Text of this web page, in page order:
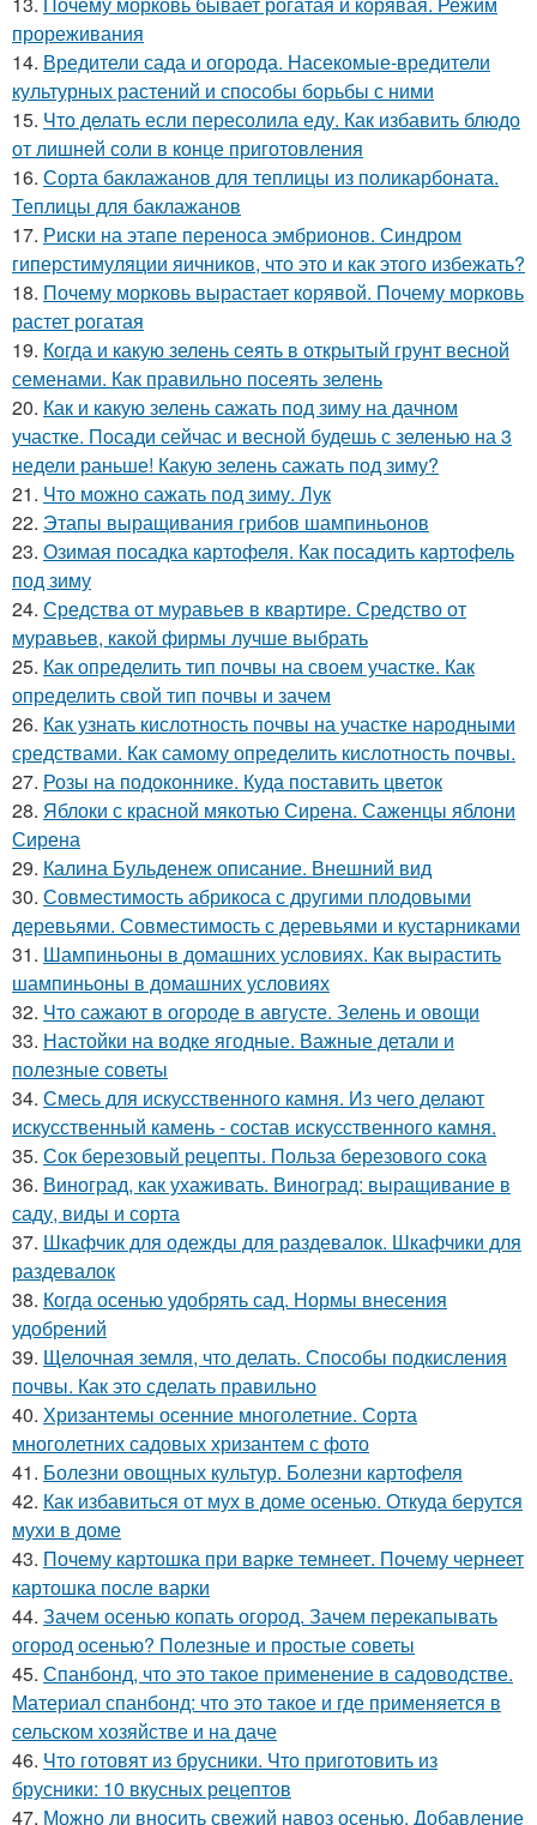
прореживания
14. Вредители сада и огорода. Насекомые-вредители
культурных растений и способы борьбы с ними
15. Что делать если пересолила еду. Как избавить блюдо
от лишней соли в конце приготовления
16. Сорта баклажанов для теплицы из поликарбоната.
Теплицы для баклажанов
17. Риски на этапе переноса эмбрионов. Синдром
гиперстимуляции яичников, что это и как этого избежать?
18. Почему морковь вырастает корявой. Почему морковь
растет рогатая
19. Когда и какую зелень сеять в открытый грунт весной
семенами. Как правильно посеять зелень
20. Как и какую зелень сажать под зиму на дачном
участке. Посади сейчас и весной будешь с зеленью на 3
недели раньше! Какую зелень сажать под зиму?
21. Что можно сажать под зиму. Лук
22. Этапы выращивания грибов шампиньонов
23. Озимая посадка картофеля. Как посадить картофель
под зиму
24. Средства от муравьев в квартире. Средство от
муравьев, какой фирмы лучше выбрать
25. Как определить тип почвы на своем участке. Как
определить свой тип почвы и зачем
26. Как узнать кислотность почвы на участке народными
средствами. Как самому определить кислотность почвы.
27. Розы на подоконнике. Куда поставить цветок
28. Яблоки с красной мякотью Сирена. Саженцы яблони
Сирена
29. Калина Бульденеж описание. Внешний вид
30. Совместимость абрикоса с другими плодовыми
деревьями. Совместимость с деревьями и кустарниками
31. Шампиньоны в домашних условиях. Как вырастить
шампиньоны в домашних условиях
32. Что сажают в огороде в августе. Зелень и овощи
33. Настойки на водке ягодные. Важные детали и
полезные советы
34. Смесь для искусственного камня. Из чего делают
искусственный камень - состав искусственного камня.
35. Сок березовый рецепты. Польза березового сока
36. Виноград, как ухаживать. Виноград: выращивание в
саду, виды и сорта
37. Шкафчик для одежды для раздевалок. Шкафчики для
раздевалок
38. Когда осенью удобрять сад. Нормы внесения
удобрений
39. Щелочная земля, что делать. Способы подкисления
почвы. Как это сделать правильно
40. Хризантемы осенние многолетние. Сорта
многолетних садовых хризантем с фото
41. Болезни овощных культур. Болезни картофеля
42. Как избавиться от мух в доме осенью. Откуда берутся
мухи в доме
43. Почему картошка при варке темнеет. Почему чернеет
картошка после варки
44. Зачем осенью копать огород. Зачем перекапывать
огород осенью? Полезные и простые советы
45. Спанбонд, что это такое применение в садоводстве.
Материал спанбонд: что это такое и где применяется в
сельском хозяйстве и на даче
46. Что готовят из брусники. Что приготовить из
брусники: 10 вкусных рецептов
47. Можно ли вносить свежий навоз осенью. Добавление